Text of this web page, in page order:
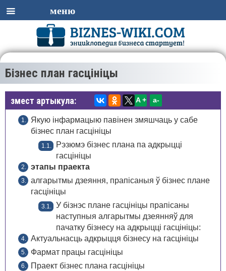
Бізнес план гасцініцы
змест артыкула:
Якую інфармацыю павiнен змяшчаць у сабе
бізнес план гасцініцы
Рэзюмэ бізнес плана па адкрыцці
гасцініцы
этапы праекта
алгарытмы дзеяння, прапісаныя ў бізнес плане
гасцініцы
У бізнэс плане гасцініцы прапісаны
наступныя алгарытмы дзеянняў для
пачатку бізнесу на адкрыцці гасцініцы:
Актуальнасць адкрыцця бізнесу на гасцініцы
Фармат працы гасцініцы
Праект бізнес плана гасцініцы
A + а-
меню